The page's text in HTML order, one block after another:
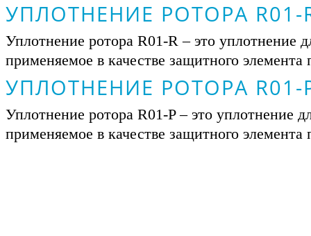
УПЛОТНЕНИЕ РОТОРА R01-
Уплотнение ротора R01-R – это уплотнение
применяемое в качестве защитного
УПЛОТНЕНИЕ РОТОРА R01-
Уплотнение ротора R01-P – это уплотнение
применяемое в качестве защитного